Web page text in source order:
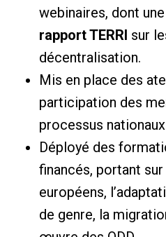
webinaires, dont
rapport TERRI sur
décentralisation.
Mis en place des
participation des
processus
Déployé des
financés, portant
européens,
de genre, la